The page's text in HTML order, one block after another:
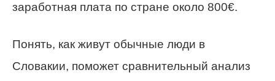
заработная плата по стране около 800€.
Понять, как живут обычные люди в
Словакии, поможет сравнительный анализ